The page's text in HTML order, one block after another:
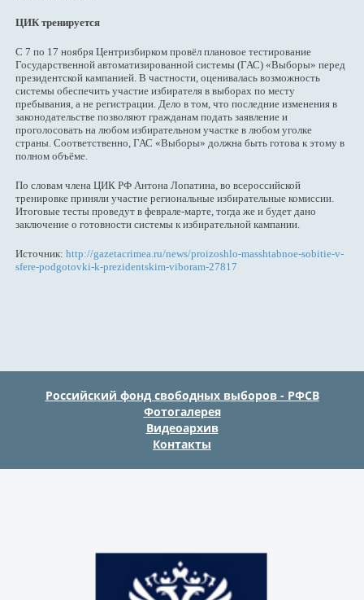
ЦИК тренируется
С 7 по 17 ноября Центризбирком провёл плановое тестирование
Государственной автоматизированной системы (ГАС) «Выборы» перед
президентской кампанией. В частности, оценивалась возможность
системы обеспечить участие избирателя в выборах по месту
пребывания, а не регистрации. Дело в том, что последние изменения в
законодательстве позволяют гражданам подать заявление и
проголосовать на любом избирательном участке в любом уголке
страны. Соответственно, ГАС «Выборы» должна быть готова к этому в
полном объёме.
По словам члена ЦИК РФ Антона Лопатина, во всероссийской
тренировке приняли участие региональные избирательные комиссии.
Итоговые тесты проведут в феврале-марте, тогда же и будет дано
заключение о готовности системы к избирательной кампании.
Источник: http://gazetacrimea.ru/news/proizoshlo-masshtabnoe-sobitie-v-
sfere-podgotovki-k-prezidentskim-viboram-27817
Российский фонд свободных выборов - РФСВ
Фотогалерея
Видеоархив
Контакты